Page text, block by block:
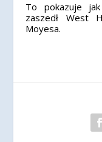
To pokazuje
zaszedł West
Moyesa.